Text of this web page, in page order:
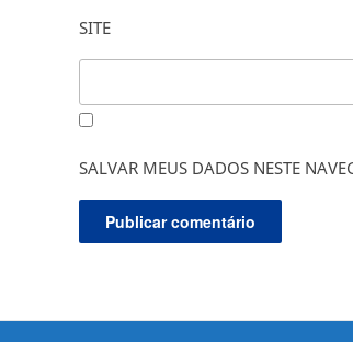
SITE
SALVAR MEUS DADOS NESTE